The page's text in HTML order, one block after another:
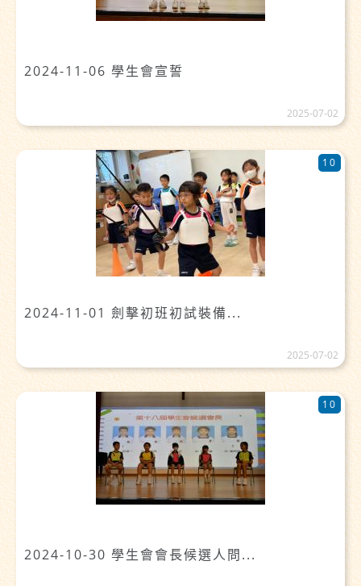
2024-11-06 學生會宣誓
2025-07-02
2024-11-01 劍擊初班初試裝備...
10
2025-07-02
2024-10-30 學生會會長候選人問...
10